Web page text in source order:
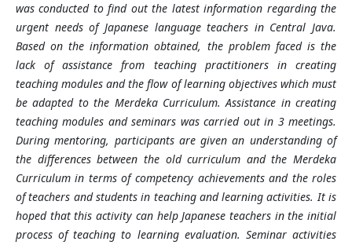
was conducted to find out the latest information regarding the
urgent needs of Japanese language teachers in Central Java.
Based on the information obtained, the problem faced is the
lack of assistance from teaching practitioners in creating
teaching modules and the flow of learning objectives which must
be adapted to the Merdeka Curriculum. Assistance in creating
teaching modules and seminars was carried out in 3 meetings.
During mentoring, participants are given an understanding of
the differences between the old curriculum and the Merdeka
Curriculum in terms of competency achievements and the roles
of teachers and students in teaching and learning activities. It is
hoped that this activity can help Japanese teachers in the initial
process of teaching to learning evaluation. Seminar activities